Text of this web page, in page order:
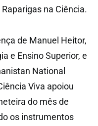
na Ciência.
de Manuel Heitor,
e Ensino Superior, e
National
Viva apoiou
do mês de
os instrumentos